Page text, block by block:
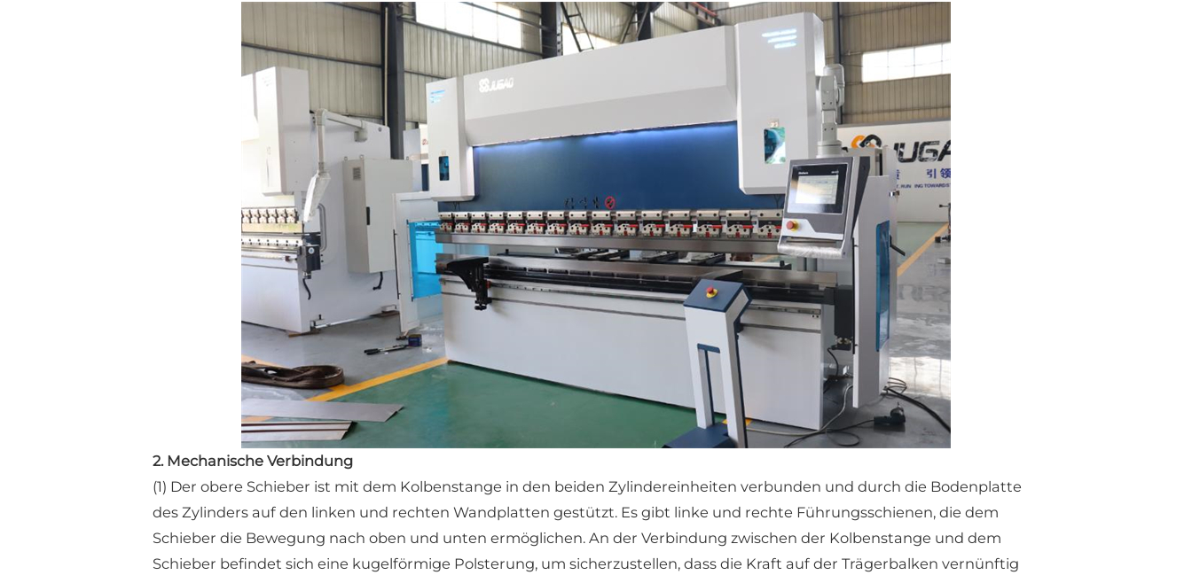
2. Mechanische Verbindung
(1) Der obere Schieber ist mit dem Kolbenstange in den beiden Zylindereinheiten verbunden und durch die Bodenplatte
des Zylinders auf den linken und rechten Wandplatten gestützt. Es gibt linke und rechte Führungsschienen, die dem
Schieber die Bewegung nach oben und unten ermöglichen. An der Verbindung zwischen der Kolbenstange und dem
Schieber befindet sich eine kugelförmige Polsterung, um sicherzustellen, dass die Kraft auf der Trägerbalken vernünftig